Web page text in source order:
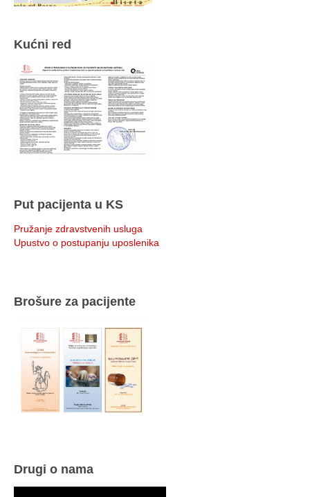
Kućni red
Put pacijenta u KS
Pružanje zdravstvenih usluga
Upustvo o postupanju uposlenika
Brošure za pacijente
Drugi o nama